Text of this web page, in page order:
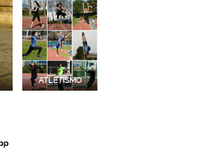
ATLETISMO